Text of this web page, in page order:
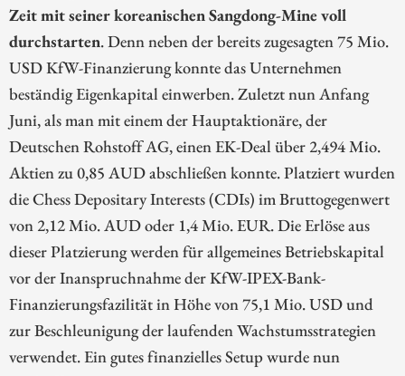
Zeit mit seiner koreanischen Sangdong-Mine voll
durchstarten. Denn neben der bereits zugesagten 75 Mio.
USD KfW-Finanzierung konnte das Unternehmen
beständig Eigenkapital einwerben. Zuletzt nun Anfang
Juni, als man mit einem der Hauptaktionäre, der
Deutschen Rohstoff AG, einen EK-Deal über 2,494 Mio.
Aktien zu 0,85 AUD abschließen konnte. Platziert wurden
die Chess Depositary Interests (CDIs) im Bruttogegenwert
von 2,12 Mio. AUD oder 1,4 Mio. EUR. Die Erlöse aus
dieser Platzierung werden für allgemeines Betriebskapital
vor der Inanspruchnahme der KfW-IPEX-Bank-
Finanzierungsfazilität in Höhe von 75,1 Mio. USD und
zur Beschleunigung der laufenden Wachstumsstrategien
verwendet. Ein gutes finanzielles Setup wurde nun